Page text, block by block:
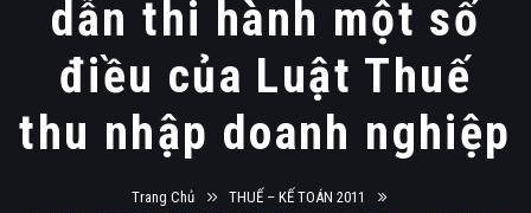
dẫn thi hành một số
điều của Luật Thuế
thu nhập doanh nghiệp
Trang Chủ
THUẾ – KẾ TOÁN 2011